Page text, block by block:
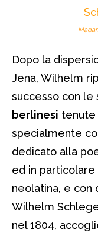
Dopo la
Jena, Wilhelm
successo con le
berlinesi tenute
specialmente
dedicato alla
ed in particolare
neolatina, e con
Wilhelm
nel 1804,